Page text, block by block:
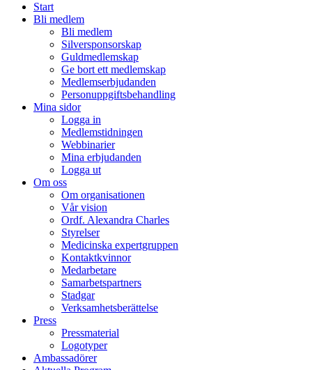
Start
Bli medlem
Bli medlem
Silversponsorskap
Guldmedlemskap
Ge bort ett medlemskap
Medlemserbjudanden
Personuppgiftsbehandling
Mina sidor
Logga in
Medlemstidningen
Webbinarier
Mina erbjudanden
Logga ut
Om oss
Om organisationen
Vår vision
Ordf. Alexandra Charles
Styrelser
Medicinska expertgruppen
Kontaktkvinnor
Medarbetare
Samarbetspartners
Stadgar
Verksamhetsberättelse
Press
Pressmaterial
Logotyper
Ambassadörer